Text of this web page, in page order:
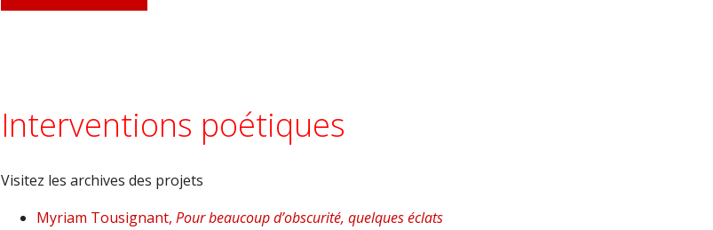
Interventions poétiques
Visitez les archives des projets
Myriam Tousignant, Pour beaucoup d’obscurité, quelques éclats